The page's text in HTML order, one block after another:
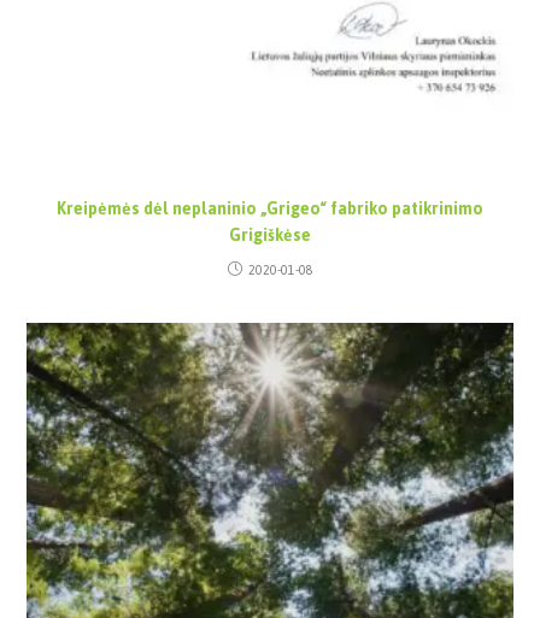
Kreipėmės dėl neplaninio „Grigeo“ fabriko patikrinimo
Grigiškėse
2020-01-08